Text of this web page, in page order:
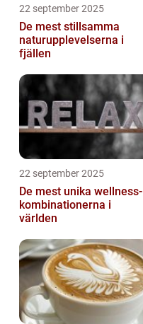
22 september 2025
De mest stillsamma
naturupplevelserna i
fjällen
22 september 2025
De mest unika wellness-
kombinationerna i
världen